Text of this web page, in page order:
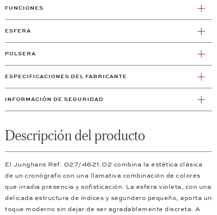
FUNCIONES
ESFERA
PULSERA
ESPECIFICACIONES DEL FABRICANTE
INFORMACIÓN DE SEGURIDAD
Descripción del producto
El Junghans Ref. 027/4621.02 combina la estética clásica
de un cronógrafo con una llamativa combinación de colores
que irradia presencia y sofisticación. La esfera violeta, con una
delicada estructura de índices y segundero pequeño, aporta un
toque moderno sin dejar de ser agradablemente discreta. A